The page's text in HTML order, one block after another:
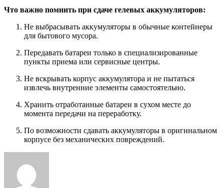
Что важно помнить при сдаче гелевых аккумуляторов:
Не выбрасывать аккумуляторы в обычные контейнеры
для бытового мусора.
Передавать батареи только в специализированные
пункты приема или сервисные центры.
Не вскрывать корпус аккумулятора и не пытаться
извлечь внутренние элементы самостоятельно.
Хранить отработанные батареи в сухом месте до
момента передачи на переработку.
По возможности сдавать аккумуляторы в оригинальном
корпусе без механических повреждений.